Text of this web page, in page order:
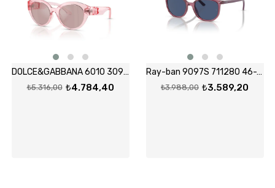
DOLCE&GABBANA 6010 3098VS 47-17 Güneş Gözlüğü
₺4.784,40
₺5.316,00
Ray-ban 9097S 711280 46-16 Güneş Gözlüğü
₺3.589,20
₺3.988,00